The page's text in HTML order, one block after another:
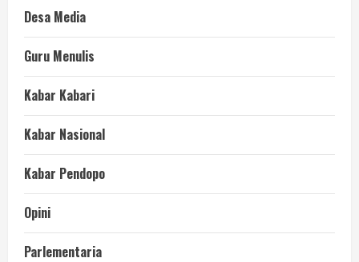
Desa Media
Guru Menulis
Kabar Kabari
Kabar Nasional
Kabar Pendopo
Opini
Parlementaria